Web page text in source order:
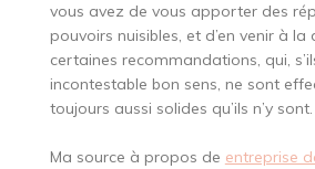
vous avez de vous apporter des
pouvoirs nuisibles, et d’en venir à
certaines recommandations, qui,
incontestable bon sens, ne sont
toujours aussi solides qu’ils n’y sont.
Ma source à propos de entreprise